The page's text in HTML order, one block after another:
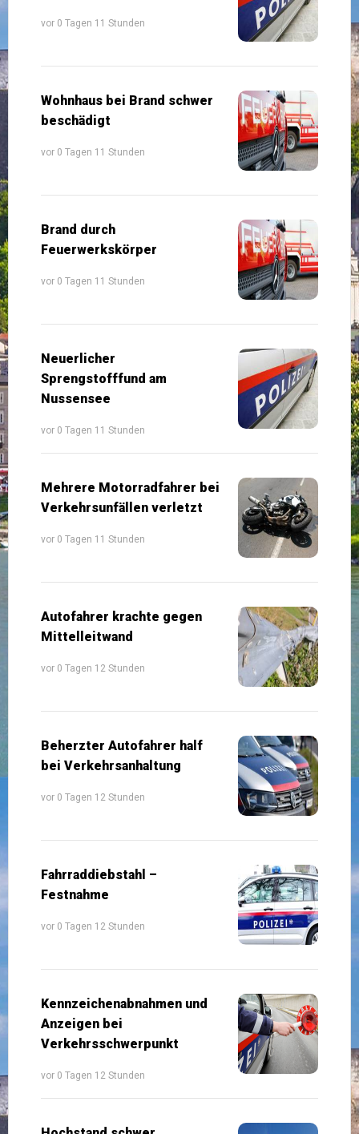
vor 0 Tagen 11 Stunden
Wohnhaus bei Brand schwer
beschädigt
vor 0 Tagen 11 Stunden
Brand durch
Feuerwerkskörper
vor 0 Tagen 11 Stunden
Neuerlicher
Sprengstofffund am
Nussensee
vor 0 Tagen 11 Stunden
Mehrere Motorradfahrer bei
Verkehrsunfällen verletzt
vor 0 Tagen 11 Stunden
Autofahrer krachte gegen
Mittelleitwand
vor 0 Tagen 12 Stunden
Beherzter Autofahrer half
bei Verkehrsanhaltung
vor 0 Tagen 12 Stunden
Fahrraddiebstahl –
Festnahme
vor 0 Tagen 12 Stunden
Kennzeichenabnahmen und
Anzeigen bei
Verkehrsschwerpunkt
vor 0 Tagen 12 Stunden